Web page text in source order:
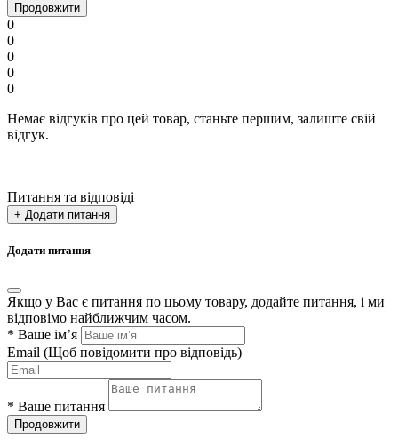
Продовжити
0
0
0
0
0
Немає відгуків про цей товар, станьте першим, залиште свій
відгук.
Питання та відповіді
+ Додати питання
Додати питання
Якщо у Вас є питання по цьому товару, додайте питання, і ми
відповімо найближчим часом.
* Ваше ім’я
Email (Щоб повідомити про відповідь)
* Ваше питання
Продовжити